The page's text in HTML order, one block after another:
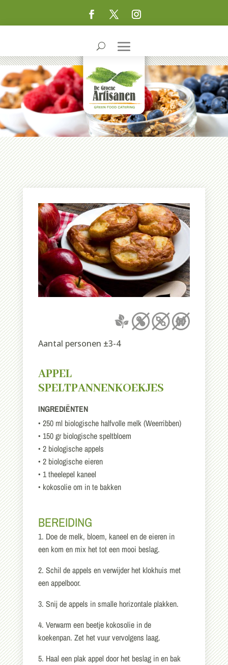
Aantal personen ±3-4
APPEL
SPELTPANNENKOEKJES
INGREDIËNTEN
• 250 ml biologische halfvolle melk (Weerribben)
• 150 gr biologische speltbloem
• 2 biologische appels
• 2 biologische eieren
• 1 theelepel kaneel
• kokosolie om in te bakken
BEREIDING
1. Doe de melk, bloem, kaneel en de eieren in
een kom en mix het tot een mooi beslag.
2. Schil de appels en verwijder het klokhuis met
een appelboor.
3. Snij de appels in smalle horizontale plakken.
4. Verwarm een beetje kokosolie in de
koekenpan. Zet het vuur vervolgens laag.
5. Haal een plak appel door het beslag in en bak